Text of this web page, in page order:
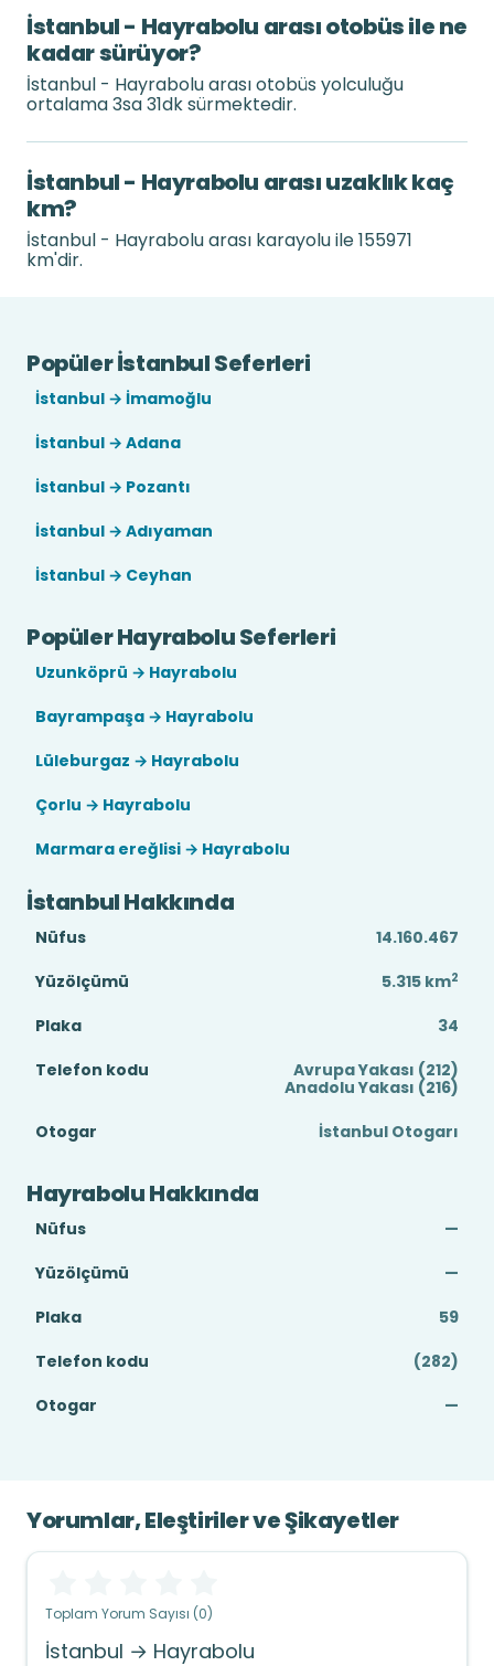
İstanbul - Hayrabolu arası otobüs ile ne
kadar sürüyor?
İstanbul - Hayrabolu arası otobüs yolculuğu
ortalama 3sa 31dk sürmektedir.
İstanbul - Hayrabolu arası uzaklık kaç
km?
İstanbul - Hayrabolu arası karayolu ile 155971
km'dir.
Popüler İstanbul Seferleri
İstanbul → İmamoğlu
İstanbul → Adana
İstanbul → Pozantı
İstanbul → Adıyaman
İstanbul → Ceyhan
Popüler Hayrabolu Seferleri
Uzunköprü → Hayrabolu
Bayrampaşa → Hayrabolu
Lüleburgaz → Hayrabolu
Çorlu → Hayrabolu
Marmara ereğlisi → Hayrabolu
İstanbul Hakkında
Nüfus
14.160.467
Yüzölçümü
5.315 km2
Plaka
34
Telefon kodu
Avrupa Yakası (212)
Anadolu Yakası (216)
Otogar
İstanbul Otogarı
Hayrabolu Hakkında
Nüfus
—
Yüzölçümü
—
Plaka
59
Telefon kodu
(282)
Otogar
—
Yorumlar, Eleştiriler ve Şikayetler
Toplam Yorum Sayısı (0)
İstanbul → Hayrabolu